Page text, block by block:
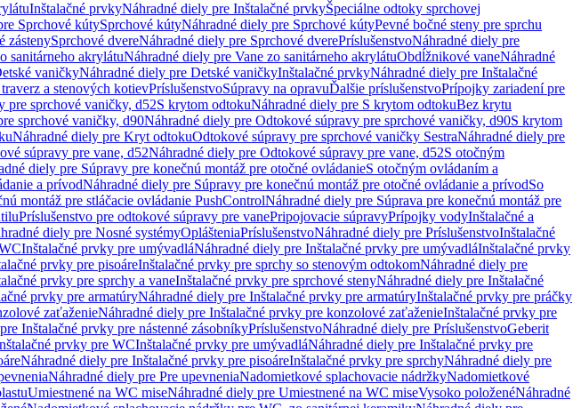
Inštalačné prvkyNáhradné diely pre Inštalačné prvkyŠpeciálne odtoky sprchovej
Sprchové kútySprchové kútyNáhradné diely pre Sprchové kútyPevné bočné steny pre sprchu
zástenySprchové dvereNáhradné diely pre Sprchové dverePríslušenstvoNáhradné diely pre
sanitárneho akrylátuNáhradné diely pre Vane zo sanitárneho akrylátuObdĺžnikové vaneNáhradné
vaničkyNáhradné diely pre Detské vaničkyInštalačné prvkyNáhradné diely pre Inštalačné
a stenových kotievPríslušenstvoSúpravy na opravuĎalšie príslušenstvoPrípojky zariadení pre
pre sprchové vaničky, d52S krytom odtokuNáhradné diely pre S krytom odtokuBez krytu
sprchové vaničky, d90Náhradné diely pre Odtokové súpravy pre sprchové vaničky, d90S krytom
Náhradné diely pre Kryt odtokuOdtokové súpravy pre sprchové vaničky SestraNáhradné diely pre
súpravy pre vane, d52Náhradné diely pre Odtokové súpravy pre vane, d52S otočným
diely pre Súpravy pre konečnú montáž pre otočné ovládanieS otočným ovládaním a
a prívodNáhradné diely pre Súpravy pre konečnú montáž pre otočné ovládanie a prívodSo
montáž pre stláčacie ovládanie PushControlNáhradné diely pre Súprava pre konečnú montáž pre
Príslušenstvo pre odtokové súpravy pre vanePripojovacie súpravyPrípojky vodyInštalačné a
diely pre Nosné systémyOplášteniaPríslušenstvoNáhradné diely pre PríslušenstvoInštalačné
Inštalačné prvky pre umývadláNáhradné diely pre Inštalačné prvky pre umývadláInštalačné prvky
prvky pre pisoáreInštalačné prvky pre sprchy so stenovým odtokomNáhradné diely pre
prvky pre sprchy a vaneInštalačné prvky pre sprchové stenyNáhradné diely pre Inštalačné
prvky pre armatúryNáhradné diely pre Inštalačné prvky pre armatúryInštalačné prvky pre práčky
zaťaženieNáhradné diely pre Inštalačné prvky pre konzolové zaťaženieInštalačné prvky pre
Inštalačné prvky pre nástenné zásobníkyPríslušenstvoNáhradné diely pre PríslušenstvoGeberit
prvky pre WCInštalačné prvky pre umývadláNáhradné diely pre Inštalačné prvky pre
Náhradné diely pre Inštalačné prvky pre pisoáreInštalačné prvky pre sprchyNáhradné diely pre
Náhradné diely pre Pre upevneniaNadomietkové splachovacie nádržkyNadomietkové
Umiestnené na WC miseNáhradné diely pre Umiestnené na WC miseVysoko položenéNáhradné